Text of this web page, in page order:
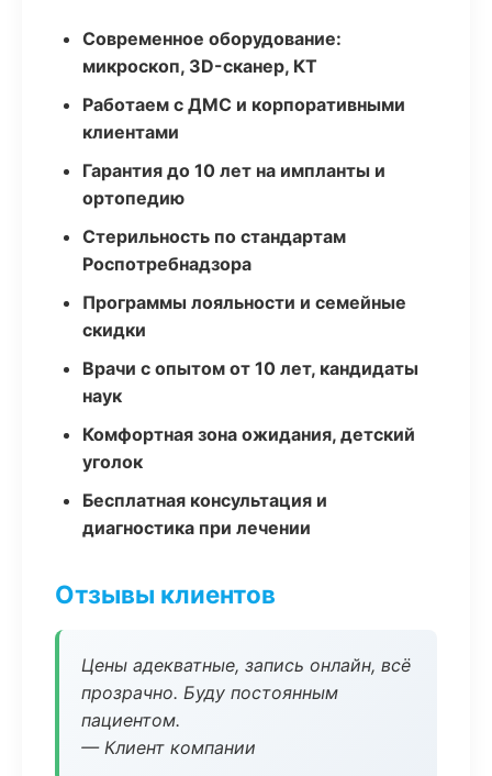
Современное оборудование:
микроскоп, 3D-сканер, КТ
Работаем с ДМС и корпоративными
клиентами
Гарантия до 10 лет на импланты и
ортопедию
Стерильность по стандартам
Роспотребнадзора
Программы лояльности и семейные
скидки
Врачи с опытом от 10 лет, кандидаты
наук
Комфортная зона ожидания, детский
уголок
Бесплатная консультация и
диагностика при лечении
Отзывы клиентов
Цены адекватные, запись онлайн, всё
прозрачно. Буду постоянным
пациентом.
— Клиент компании